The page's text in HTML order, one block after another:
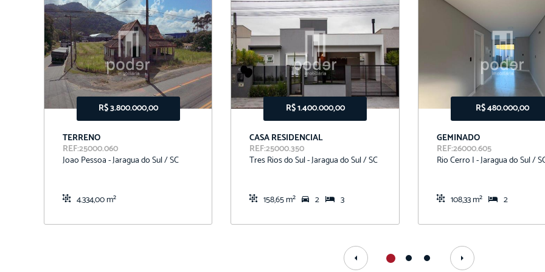
R$ 3.800.000,00
TERRENO
REF:25000.060
Joao Pessoa - Jaragua do Sul / SC
4.334,00 m²
R$ 1.400.000,00
CASA RESIDENCIAL
REF:25000.350
Tres Rios do Sul - Jaragua do Sul / SC
158,65 m² 2 3
R$ 480.000,00
GEMINADO
REF:26000.605
Rio Cerro I - Jaragua do Sul /
108,33 m² 2